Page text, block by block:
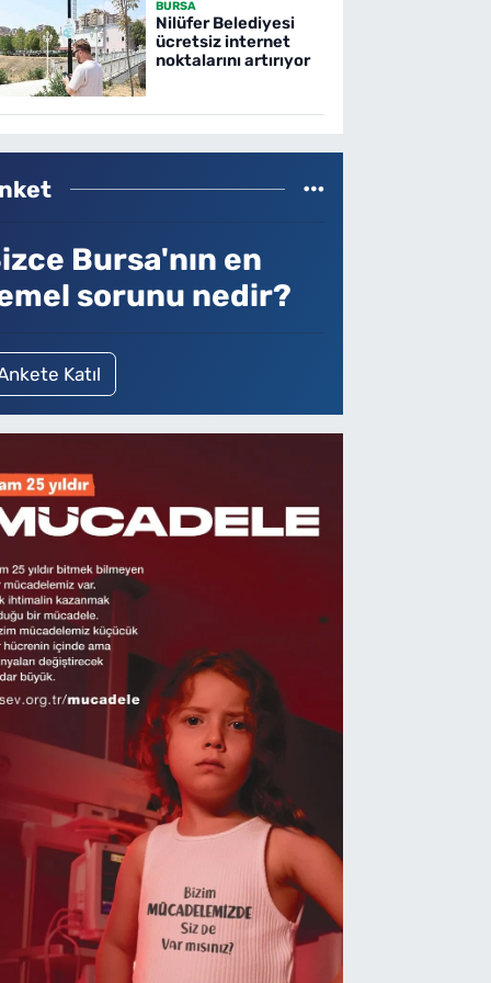
BURSA
Nilüfer Belediyesi
ücretsiz internet
noktalarını artırıyor
Bursa'nın en
sorunu nedir?
Katıl